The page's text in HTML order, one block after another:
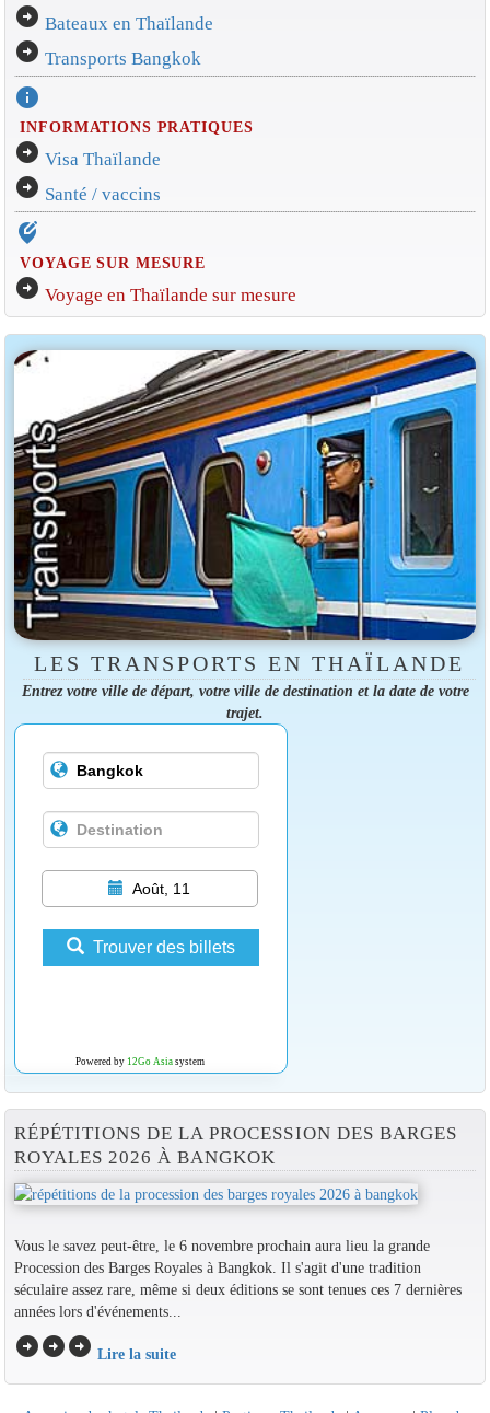
arrow_circle_right Bateaux en Thaïlande
arrow_circle_right Transports Bangkok
info
INFORMATIONS PRATIQUES
arrow_circle_right Visa Thaïlande
arrow_circle_right Santé / vaccins
edit_location_alt
VOYAGE SUR MESURE
arrow_circle_right Voyage en Thaïlande sur mesure
LES TRANSPORTS EN THAÏLANDE
Entrez votre ville de départ, votre ville de destination et la date de votre
trajet.
Août, 11
Trouver des billets
Powered by 12Go Asiasystem
RÉPÉTITIONS DE LA PROCESSION DES BARGES
ROYALES 2026 À BANGKOK
Vous le savez peut-être, le 6 novembre prochain aura lieu la grande
Procession des Barges Royales à Bangkok. Il s'agit d'une tradition
séculaire assez rare, même si deux éditions se sont tenues ces 7 dernières
années lors d'événements...
arrow_circle_rightarrow_circle_rightarrow_circle_right Lire la suite